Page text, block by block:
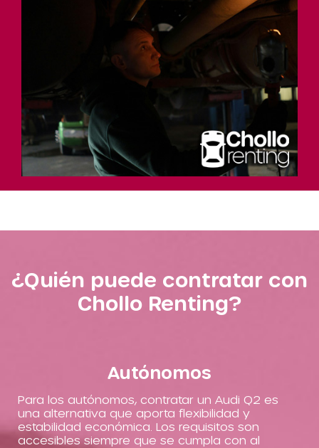
¿Quién puede contratar con
Chollo Renting?
Autónomos
Para los autónomos, contratar un Audi Q2 es
una alternativa que aporta flexibilidad y
estabilidad económica. Los requisitos son
accesibles siempre que se cumpla con al